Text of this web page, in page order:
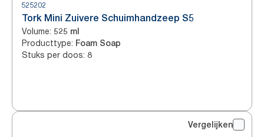
525202
Tork Mini Zuivere Schuimhandzeep S5
Volume: 525 ml
Producttype: Foam Soap
Stuks per doos: 8
Vergelijken